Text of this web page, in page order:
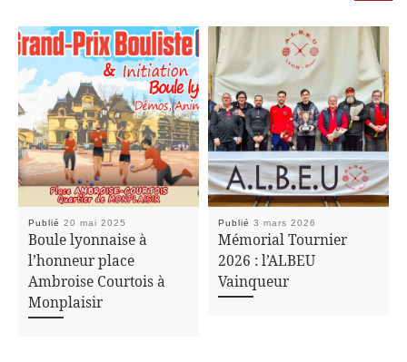
Publié20 mai 2025
Boule lyonnaise à
l’honneur place
Ambroise Courtois à
Monplaisir
Publié3 mars 2026
Mémorial Tournier
2026 : l’ALBEU
Vainqueur